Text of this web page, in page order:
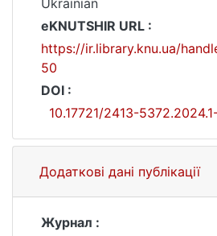
Ukrainian
eKNUTSHIR URL :
https://ir.library.knu.ua/
50
DOI :
10.17721/2413-
Додаткові дані публікації
Журнал :